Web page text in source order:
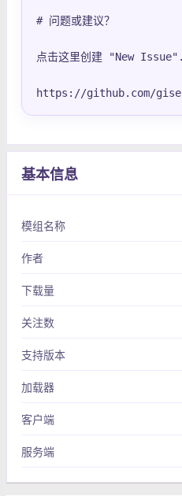
# 问题或建议？
点击这里创建 "New Issue".
https://github.com/
基本信息
模组名称
作者
下载量
关注数
支持版本
加载器
客户端
服务端